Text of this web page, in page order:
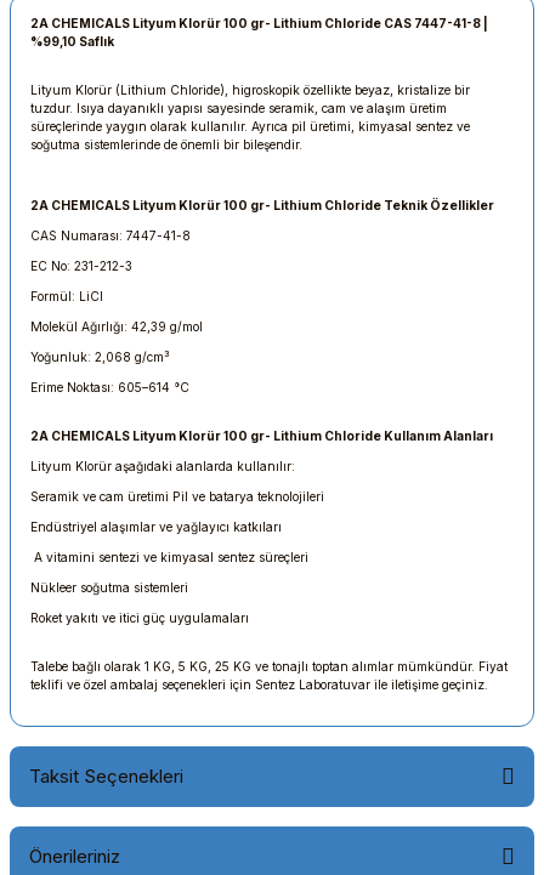
2A CHEMICALS Lityum Klorür 100 gr- Lithium Chloride CAS 7447-41-8 |
%99,10 Saflık
Lityum Klorür (Lithium Chloride), higroskopik özellikte beyaz, kristalize bir
tuzdur. Isıya dayanıklı yapısı sayesinde seramik, cam ve alaşım üretim
süreçlerinde yaygın olarak kullanılır. Ayrıca pil üretimi, kimyasal sentez ve
soğutma sistemlerinde de önemli bir bileşendir.
2A CHEMICALS Lityum Klorür 100 gr- Lithium Chloride Teknik Özellikler
CAS Numarası: 7447-41-8
EC No: 231-212-3
Formül: LiCl
Molekül Ağırlığı: 42,39 g/mol
Yoğunluk: 2,068 g/cm³
Erime Noktası: 605–614 °C
2A CHEMICALS Lityum Klorür 100 gr- Lithium Chloride Kullanım Alanları
Lityum Klorür aşağıdaki alanlarda kullanılır:
Seramik ve cam üretimi Pil ve batarya teknolojileri
Endüstriyel alaşımlar ve yağlayıcı katkıları
A vitamini sentezi ve kimyasal sentez süreçleri
Nükleer soğutma sistemleri
Roket yakıtı ve itici güç uygulamaları
Talebe bağlı olarak 1 KG, 5 KG, 25 KG ve tonajlı toptan alımlar mümkündür. Fiyat
teklifi ve özel ambalaj seçenekleri için Sentez Laboratuvar ile iletişime geçiniz.
Taksit Seçenekleri
Önerileriniz